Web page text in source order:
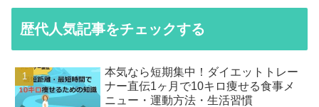
歴代人気記事をチェックする
本気なら短期集中！ダイエットトレー
ナー直伝1ヶ月で10キロ痩せる食事メ
ニュー・運動方法・生活習慣